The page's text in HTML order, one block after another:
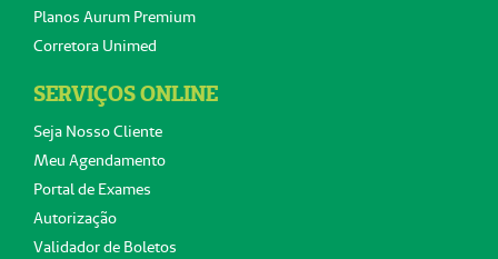
Planos Aurum Premium
Corretora Unimed
SERVIÇOS ONLINE
Seja Nosso Cliente
Meu Agendamento
Portal de Exames
Autorização
Validador de Boletos